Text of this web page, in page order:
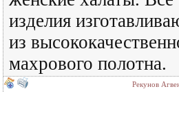
изделия
из
махрового полотна.
Рекунов